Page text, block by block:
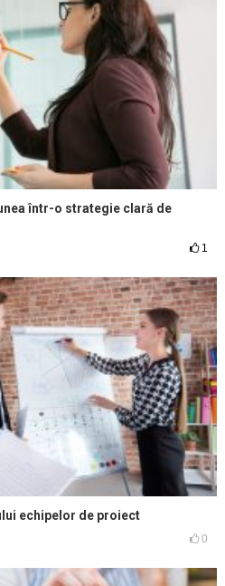
într-o strategie clară de
1
echipelor de proiect
0